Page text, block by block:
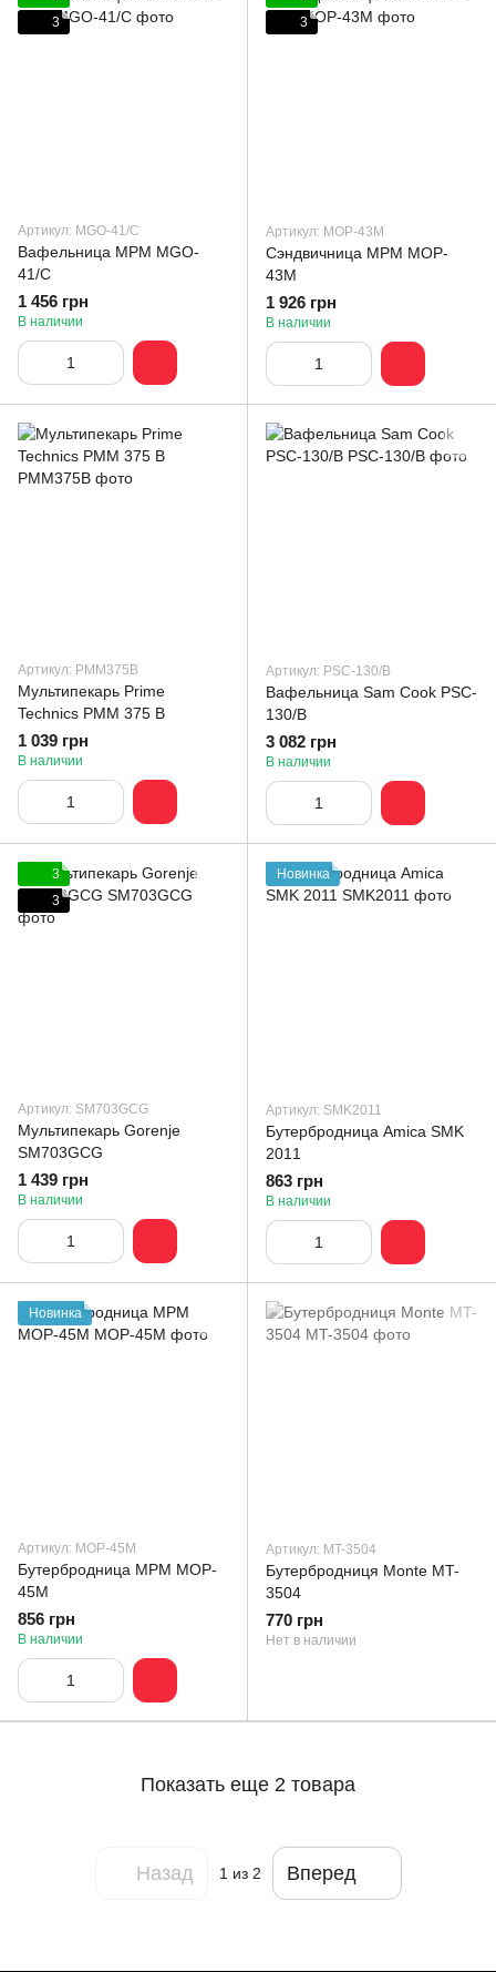
3
Артикул: MGO-41/C
Вафельница MPM MGO-
41/C
1 456 грн
В наличии
3
Артикул: MOP-43M
Сэндвичница MPM MOP-
43M
1 926 грн
В наличии
Артикул: PMM375B
Мультипекарь Prime
Technics PMM 375 B
1 039 грн
В наличии
Артикул: PSC-130/B
Вафельница Sam Cook PSC-
130/B
3 082 грн
В наличии
3
3
Артикул: SM703GCG
Мультипекарь Gorenje
SM703GCG
1 439 грн
В наличии
Новинка
Артикул: SMK2011
Бутербродница Amica SMK
2011
863 грн
В наличии
Новинка
Артикул: MOP-45M
Бутербродница MPM MOP-
45M
856 грн
В наличии
Артикул: MT-3504
Бутербродниця Monte MT-
3504
770 грн
Нет в наличии
Показать еще 2 товара
Назад 1 из 2 Вперед